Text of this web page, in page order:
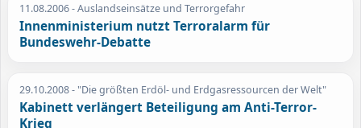
11.08.2006- Auslandseinsätze und Terrorgefahr
Innenministerium nutzt Terroralarm für
Bundeswehr-Debatte
29.10.2008- "Die größten Erdöl- und Erdgasressourcen der Welt"
Kabinett verlängert Beteiligung am Anti-Terror-
Krieg